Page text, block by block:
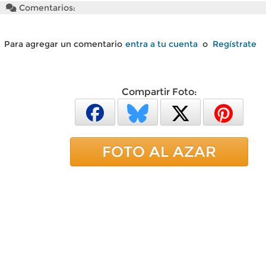
Comentarios:
Para agregar un comentario entra a tu cuenta o Regístrate
Compartir Foto:
FOTO AL AZAR